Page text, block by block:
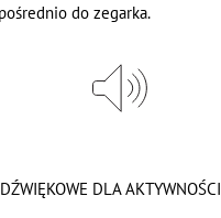
do zegarka.
DLA AKTYWNOŚCI